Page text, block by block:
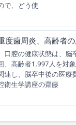
で、どう使
度歯周炎、高齢者
口腔の健康状態は、脳
、高齢者1,997人を対
連し、脳卒中後の医療
衛生学講座の齋藤